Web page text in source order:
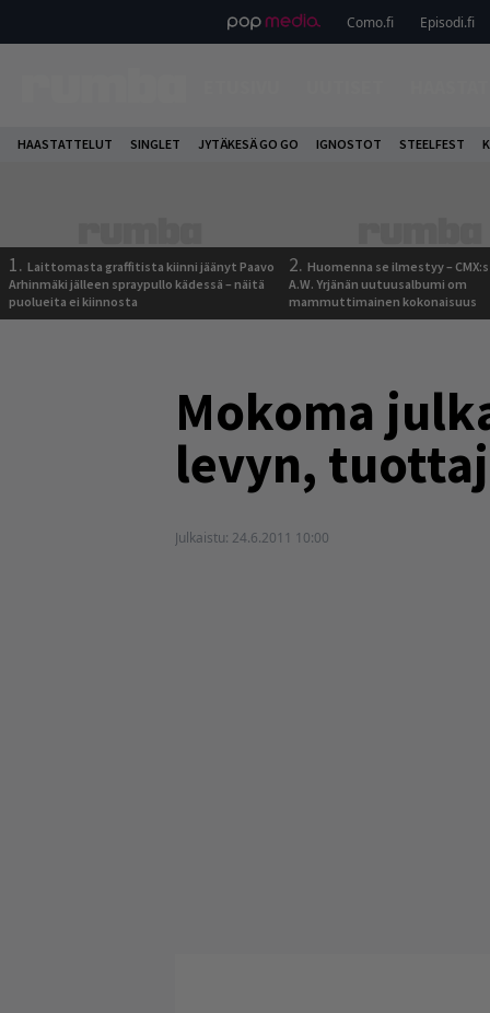
Como.fi Episodi.fi
HAASTATTELUT SINGLET JYTÄKESÄ GO GO IGNOSTOT STEELFEST
1. Laittomasta graffitista kiinni jäänyt Paavo
Arhinmäki jälleen spraypullo kädessä – näitä
puolueita ei kiinnosta
2. Huomenna se ilmestyy –
A.W. Yrjänän uutuusalbumi om
mammuttimainen kokonaisuus
Mokoma
levyn,
Julkaistu: 24.6.2011 10:00